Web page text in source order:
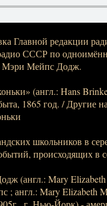
Главной редакции
СССР по
Мэри Мейпс Додж.
(англ.: Hans
1865 год. / Другие
школьников в
происходящих в
(англ.: Mary
; англ.: Mary Elizabeth